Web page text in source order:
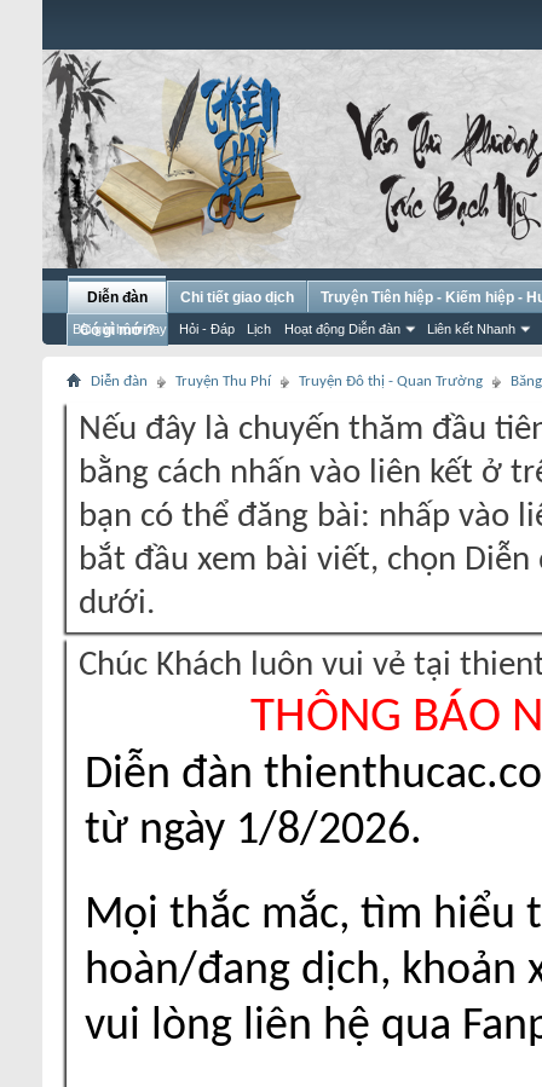
Diễn đàn
Bài gửi hôm nay Hỏi - Đáp Lịch Hoạt động Diễn đàn Liên kết Nhanh
Chi tiết giao dịch
Truyện Tiên hiệp - Kiếm hiệp -
Có gì mới?
Diễn đàn Truyện Thu Phí Truyện Đô thị - Quan Trường
Nếu đây là chuyến thăm đầu
bằng cách nhấn vào liên kết ở
bạn có thể đăng bài: nhấp vào
bắt đầu xem bài viết, chọn
dưới.
Chúc Khách luôn vui vẻ tại
THÔNG BÁO
Diễn đàn
từ ngày 1/8/2026.
Mọi thắc mắc, tìm hiểu
hoàn/đang dịch, khoản
vui lòng liên hệ qua